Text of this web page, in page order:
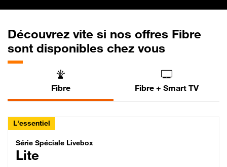
Découvrez vite si nos offres Fibre
sont disponibles chez vous
Fibre Fibre + Smart TV
L'essentiel
Série Spéciale Livebox Lite Fibre
Série Spéciale Livebox
Lite